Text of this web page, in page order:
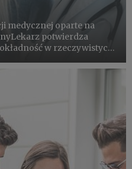
medycznej oparte na
potwierdza
w rzeczywistych
AI w ochronie zdrowia.